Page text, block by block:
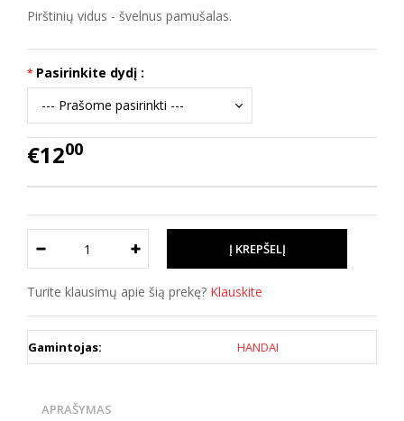
Pirštinių vidus - švelnus pamušalas.
Pasirinkite dydį :
€1200
Turite klausimų apie šią prekę? Klauskite
Gamintojas: HANDAI
APRAŠYMAS